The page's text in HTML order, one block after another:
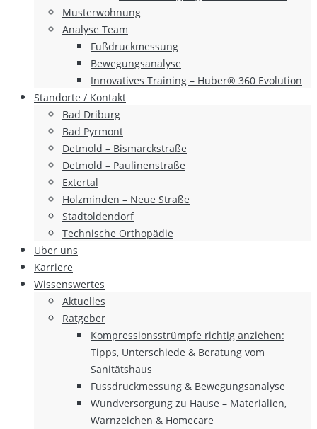
Musterwohnung
Analyse Team
Fußdruckmessung
Bewegungsanalyse
Innovatives Training – Huber® 360 Evolution
Standorte / Kontakt
Bad Driburg
Bad Pyrmont
Detmold – Bismarckstraße
Detmold – Paulinenstraße
Extertal
Holzminden – Neue Straße
Stadtoldendorf
Technische Orthopädie
Über uns
Karriere
Wissenswertes
Aktuelles
Ratgeber
Kompressionsstrümpfe richtig anziehen:
Tipps, Unterschiede & Beratung vom
Sanitätshaus
Fussdruckmessung & Bewegungsanalyse
Wundversorgung zu Hause – Materialien,
Warnzeichen & Homecare